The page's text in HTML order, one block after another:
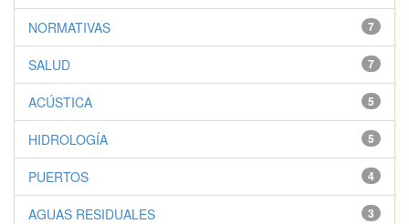
7
NORMATIVAS
7
SALUD
5
ACÚSTICA
5
HIDROLOGÍA
4
PUERTOS
3
AGUAS RESIDUALES